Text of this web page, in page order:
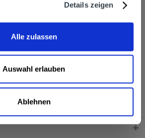
Details zeigen
Alle zulassen
Auswahl erlauben
Ablehnen
angesehen
Blend 0,7l wird in den
Städten, Orten und Postleitzahl-
40215, 40217, 40219, 40221, 40223, 40225,
40489, 40545, 40547, 40549, 40589, 40591,
Hilden